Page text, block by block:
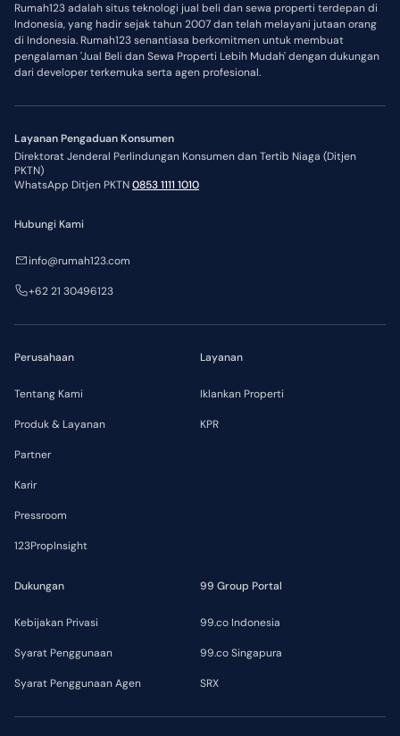
Rumah123 adalah situs teknologi jual beli dan sewa properti terdepan di
Indonesia, yang hadir sejak tahun 2007 dan telah melayani jutaan orang
di Indonesia. Rumah123 senantiasa berkomitmen untuk membuat
pengalaman 'Jual Beli dan Sewa Properti Lebih Mudah' dengan dukungan
dari developer terkemuka serta agen profesional.
Layanan Pengaduan Konsumen
Direktorat Jenderal Perlindungan Konsumen dan Tertib Niaga (Ditjen
PKTN)
WhatsApp Ditjen PKTN0853 1111 1010
Perusahaan
Tentang Kami
Produk & Layanan
Partner
Karir
Pressroom
123PropInsight
Layanan
Iklankan Properti
KPR
Dukungan
Kebijakan Privasi
Syarat Penggunaan
Syarat Penggunaan Agen
99 Group Portal
99.co Indonesia
99.co Singapura
SRX
Hubungi Kami
info@rumah123.com
+62 21 30496123